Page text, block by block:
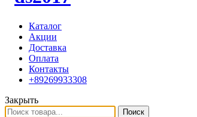
Каталог
Акции
Доставка
Оплата
Контакты
+89269933308
Закрыть
Поиск